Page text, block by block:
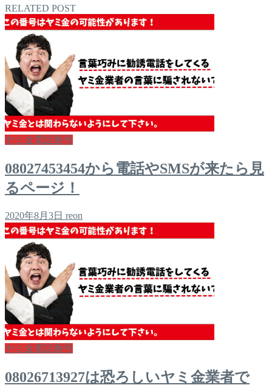
RELATED POST
ヤミ金電話番号
08027453454から電話やSMSが来たら見
るページ！
2020年8月3日 reon
ヤミ金電話番号
08026713927は恐ろしいヤミ金業者で